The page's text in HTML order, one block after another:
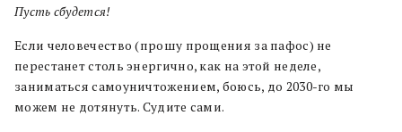
Пусть сбудется!
Если человечество (прошу прощения за пафос) не
перестанет столь энергично, как на этой неделе,
заниматься самоуничтожением, боюсь, до 2030-го мы
можем не дотянуть. Судите сами.